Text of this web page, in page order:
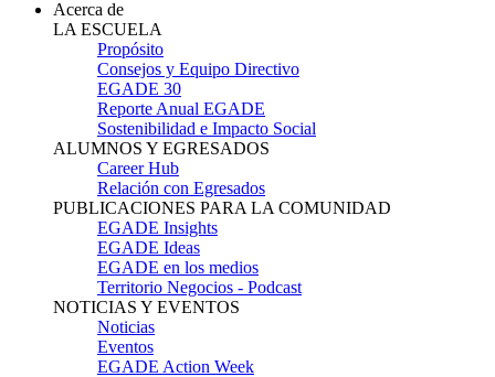
Acerca de
LA ESCUELA
Propósito
Consejos y Equipo Directivo
EGADE 30
Reporte Anual EGADE
Sostenibilidad e Impacto Social
ALUMNOS Y EGRESADOS
Career Hub
Relación con Egresados
PUBLICACIONES PARA LA COMUNIDAD
EGADE Insights
EGADE Ideas
EGADE en los medios
Territorio Negocios - Podcast
NOTICIAS Y EVENTOS
Noticias
Eventos
EGADE Action Week